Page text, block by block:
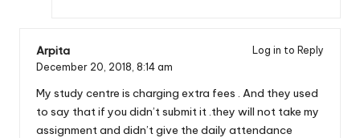
Arpita
Log in to Reply
December 20, 2018, 8:14 am
My study centre is charging extra fees . And they used
to say that if you didn’t submit it .they will not take my
assignment and didn’t give the daily attendance